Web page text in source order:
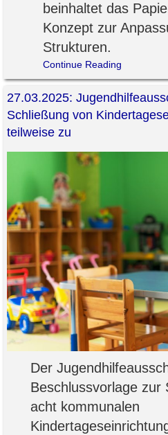
beinhaltet das
Konzept zur
Strukturen.
Continue Reading
27.03.2025:
Schließung von
teilweise zu
Der
Beschlussvorlage zur
acht kommunalen